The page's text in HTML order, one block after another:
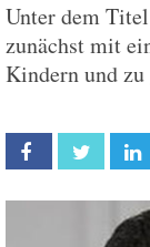
Unter dem
zunächst mit
Kindern und
Facebook Twitter